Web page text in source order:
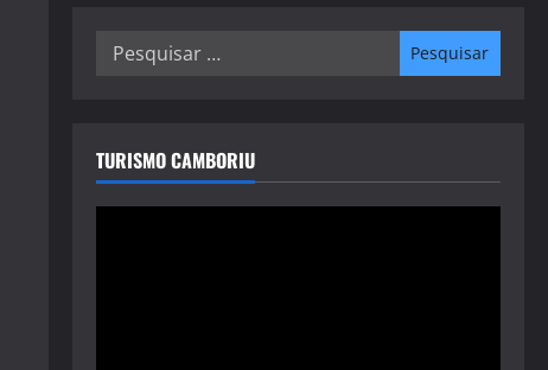
Pesquisar
TURISMO CAMBORIU